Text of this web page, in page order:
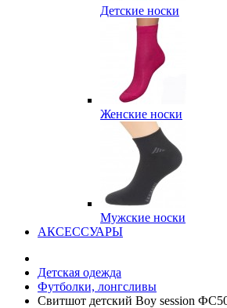
Детские носки
Женские носки
Мужские носки
АКСЕССУАРЫ
Детская одежда
Футболки, лонгсливы
Свитшот детский Boy session